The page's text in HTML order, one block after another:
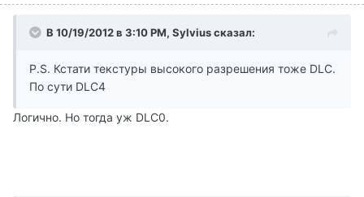
В 10/19/2012 в 3:10 PM, Sylvius сказал:
P.S. Кстати текстуры высокого разрешения тоже DLC.
По сути DLC4
Логично. Но тогда уж DLC0.